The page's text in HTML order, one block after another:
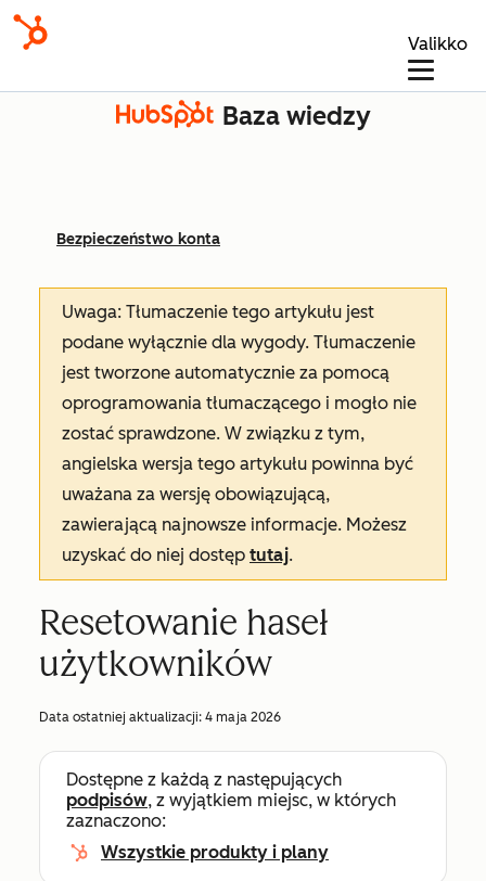
Valikko
Baza wiedzy
Bezpieczeństwo konta
Uwaga: Tłumaczenie tego artykułu jest
podane wyłącznie dla wygody. Tłumaczenie
jest tworzone automatycznie za pomocą
oprogramowania tłumaczącego i mogło nie
zostać sprawdzone. W związku z tym,
angielska wersja tego artykułu powinna być
uważana za wersję obowiązującą,
zawierającą najnowsze informacje. Możesz
uzyskać do niej dostęp tutaj.
Resetowanie haseł
użytkowników
Data ostatniej aktualizacji: 4 maja 2026
Dostępne z każdą z następujących
podpisów, z wyjątkiem miejsc, w których
zaznaczono:
Wszystkie produkty i plany